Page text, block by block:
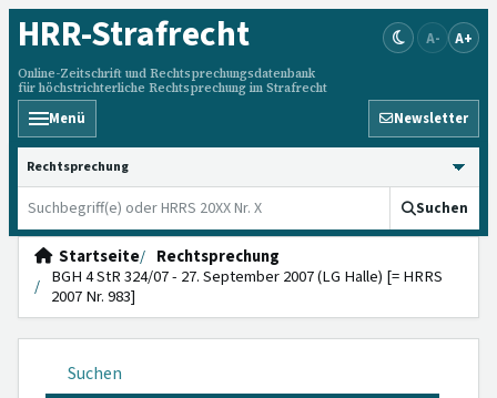
HRR-Strafrecht
Online-Zeitschrift und Rechtsprechungsdatenbank
für höchstrichterliche Rechtsprechung im Strafrecht
A- A+
Menü Newsletter
HRRS durchsuchen
Suchen
Startseite
Rechtsprechung
BGH 4 StR 324/07 - 27. September 2007 (LG Halle) [= HRRS
2007 Nr. 983]
Suchen